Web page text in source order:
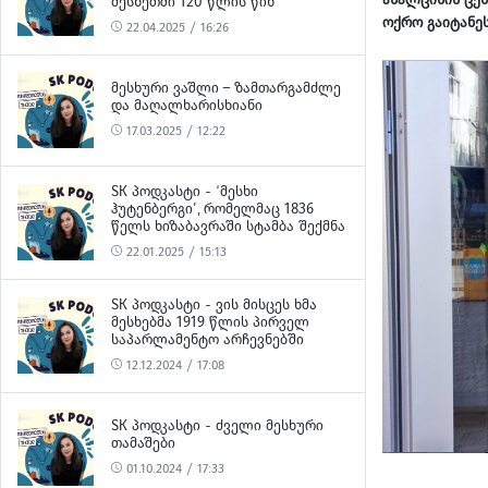
22.04.2025 / 16:26
ᲛᲔᲡᲮᲣᲠᲘ ᲕᲐᲨᲚᲘ – ᲖᲐᲛᲗᲐᲠᲒᲐᲛᲫᲚᲔ
ᲓᲐ ᲛᲐᲦᲐᲚᲮᲐᲠᲘᲡᲮᲘᲐᲜᲘ
17.03.2025 / 12:22
SK ᲞᲝᲓᲙᲐᲡᲢᲘ - ‘ᲛᲔᲡᲮᲘ
ᲰᲣᲢᲔᲜᲑᲔᲠᲒᲘ’, ᲠᲝᲛᲔᲚᲛᲐᲪ 1836
ᲬᲔᲚᲡ ᲮᲘᲖᲐᲑᲐᲕᲠᲐᲨᲘ ᲡᲢᲐᲛᲑᲐ ᲨᲔᲥᲛᲜᲐ
22.01.2025 / 15:13
SK ᲞᲝᲓᲙᲐᲡᲢᲘ - ᲕᲘᲡ ᲛᲘᲡᲪᲔᲡ ᲮᲛᲐ
ᲛᲔᲡᲮᲔᲑᲛᲐ 1919 ᲬᲚᲘᲡ ᲞᲘᲠᲕᲔᲚ
ᲡᲐᲞᲐᲠᲚᲐᲛᲔᲜᲢᲝ ᲐᲠᲩᲔᲕᲜᲔᲑᲨᲘ
12.12.2024 / 17:08
SK ᲞᲝᲓᲙᲐᲡᲢᲘ - ᲫᲕᲔᲚᲘ ᲛᲔᲡᲮᲣᲠᲘ
ᲗᲐᲛᲐᲨᲔᲑᲘ
01.10.2024 / 17:33
ოქრო